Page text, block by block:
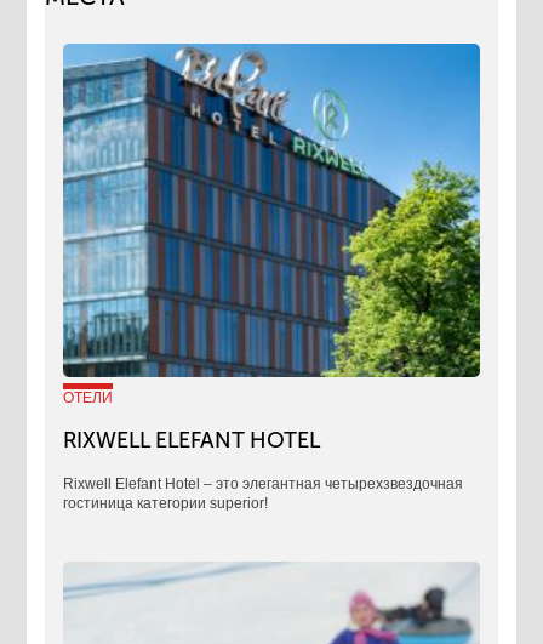
ОТЕЛИ
RIXWELL ELEFANT HOTEL
Rixwell Elefant Hotel ‒ это элегантная четырехзвездочная
гостиница категории superior!